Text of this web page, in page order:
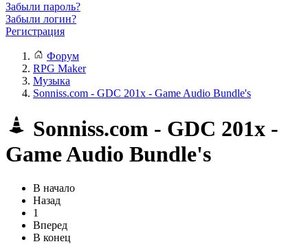
Забыли пароль?
Забыли логин?
Регистрация
Форум
RPG Maker
Музыка
Sonniss.com - GDC 201x - Game Audio Bundle's
Sonniss.com - GDC 201x -
Game Audio Bundle's
В начало
Назад
1
Вперед
В конец